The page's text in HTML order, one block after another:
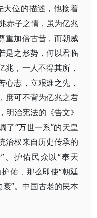
大位的描述，他接着
赤子之情，虽为亿兆
重加倍古昔，而朝威
是之形势，何以君临
兆，一人不得其所，
心志，立艰难之先，
庶可不背为亿兆之君
明治宪法的《告文》
了“万世一系”的天皇
治权来自历史传承的
、护佑民众以“奉天
佑，那么即使“朝廷
”。中国古老的民本